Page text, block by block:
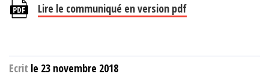
Lire le communiqué en version pdf
Ecrit le 23 novembre 2018